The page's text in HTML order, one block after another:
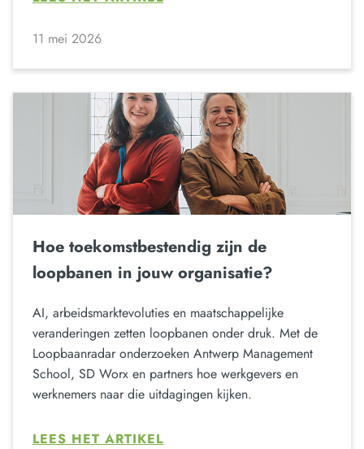
11 mei 2026
Hoe toekomstbestendig zijn de
loopbanen in jouw organisatie?
AI, arbeidsmarktevoluties en maatschappelijke
veranderingen zetten loopbanen onder druk. Met de
Loopbaanradar onderzoeken Antwerp Management
School, SD Worx en partners hoe werkgevers en
werknemers naar die uitdagingen kijken.
LEES HET ARTIKEL